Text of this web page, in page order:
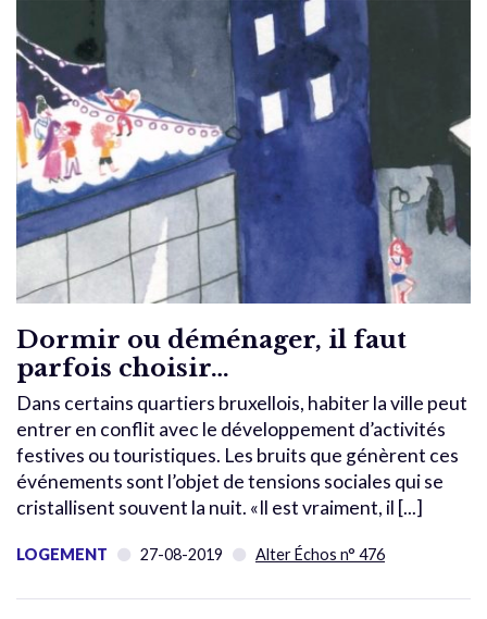
Dormir ou déménager, il faut
parfois choisir…
Dans certains quartiers bruxellois, habiter la ville peut
entrer en conflit avec le développement d’activités
festives ou touristiques. Les bruits que génèrent ces
événements sont l’objet de tensions sociales qui se
cristallisent souvent la nuit. «Il est vraiment, il [...]
LOGEMENT 27-08-2019 Alter Échos n° 476